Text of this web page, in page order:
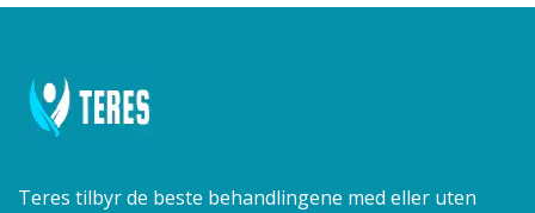
Teres tilbyr de beste behandlingene med eller uten